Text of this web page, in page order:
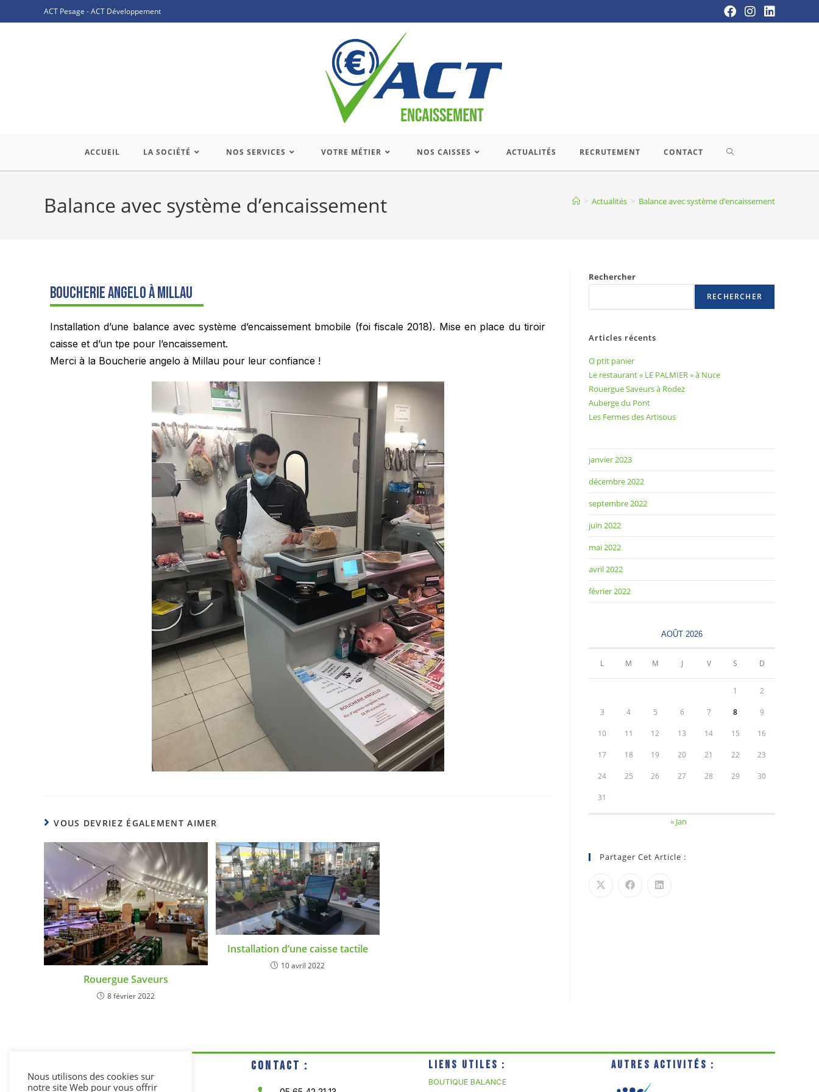
ACT Pesage -ACT Développement
ACCUEIL LA SOCIÉTÉ NOS SERVICES VOTRE MÉTIER NOS CAISSES ACTUALITÉS RECRUTEMENT CONTACT
Balance avec système d’encaissement > Actualités > Balance avec système d’encaissement
Boucherie Angelo à Millau
Installation d’une balance avec système d’encaissement bmobile (foi fiscale 2018). Mise en place du tiroir
caisse et d’un tpe pour l’encaissement.
Merci à la Boucherie angelo à Millau pour leur confiance !
VOUS DEVRIEZ ÉGALEMENT AIMER
Rouergue Saveurs
8 février 2022
Installation d’une caisse tactile
10 avril 2022
Rechercher
RECHERCHER
Articles récents
O ptit panier
Le restaurant « LE PALMIER » à Nuce
Rouergue Saveurs à Rodez
Auberge du Pont
Les Fermes des Artisous
janvier 2023
décembre 2022
septembre 2022
juin 2022
mai 2022
avril 2022
février 2022
AOÛT 2026
L M M J V S D
1 2
3 4 5 6 7 8 9
10 11 12 13 14 15 16
17 18 19 20 21 22 23
24 25 26 27 28 29 30
31
« Jan
Partager Cet Article :
Contact : Liens utiles :
BOUTIQUE BALANCE
Autres activités :
Nous utilisons des cookies sur
notre site Web pour vous offrir